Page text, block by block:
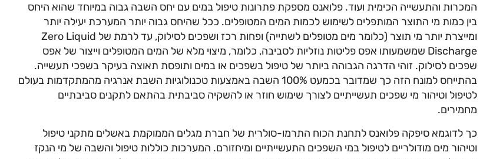
המכרות והתעשייה הכימית ועוד. פלואנס מספקת פתרונות טיפול במים עם יחס השבה גבוה במיוחד שהוא היחס
בין כמות מי התוצר המותפלים לשימוש לכמות המים המטופלים. ככל שהיחס גבוה יותר המערכת יעילה יותר
ומייצרת יותר מי תוצר (כלומר מים מטופלים לשתייה) ופחות רכז ושפכים לסילוק, עד לרמת של Zero Liquid
Discharge שמשמעותו אפס פליטות נוזליות לסביבה, כלומר, מיצוי מלא של המים המטופלים וייצור של אפס
שפכים לסילוק. זוהי הדרגה הגבוהה ביותר של טיפול בשפכים או במים ותופסת תאוצה בעיקר בשפכי תעשייה.
בהתייחס למונח הזה כך שמדובר בכמעט 100% השבה באמצעות טכנולוגיות השבת אנרגיה מהמתקדמות בעולם
לטיפול וטיהור מי שפכים תעשייתיים לצורך שימוש חוזר או להשקיה סביבתית בהתאם לתקנים סביבתיים
מחמירים.
כך לדוגמא סיפקה פלואנס לתחנת הכוח התרמו-סולרית של חברת מגלים הממוקמת באשלים מתקני טיפול
וטיהור מים מודולריים לטיפול במי השפכים התעשייתיים ומיחזורם. המערכות כוללות טיפול והשבה של מי הנקז